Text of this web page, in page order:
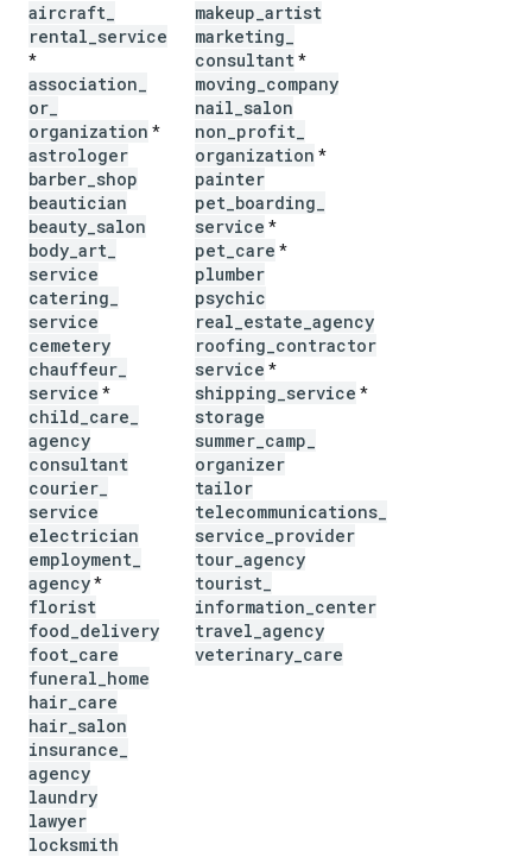
aircraft
rental service
*
association
or
organization *
astrologer
barber shop
beautician
beauty salon
body art
service
catering
service
cemetery
chauffeur
service *
child care
agency
consultant
courier
service
electrician
employment
agency*
florist
food delivery
foot care
funeral home
hair care
hair salon
insurance
agency
laundry
lawyer
locksmith
makeup artist
marketing
consultant*
moving company
nail salon
non profit
organization *
painter
pet boarding
service *
pet care *
plumber
psychic
real estate agency
roofing contractor
service *
shipping service *
storage
summer camp
organizer
tailor
telecommunications
service provider
tour agency
tourist
information center
travel agency
veterinary care